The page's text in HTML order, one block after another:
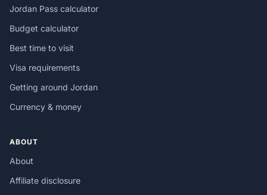
Jordan Pass calculator
Budget calculator
Best time to visit
Visa requirements
Getting around Jordan
Currency & money
ABOUT
About
Affiliate disclosure